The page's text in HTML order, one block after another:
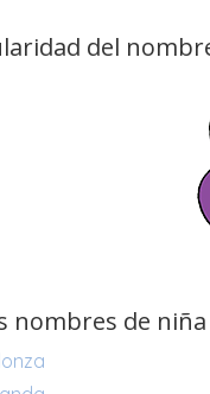
del
nombres de